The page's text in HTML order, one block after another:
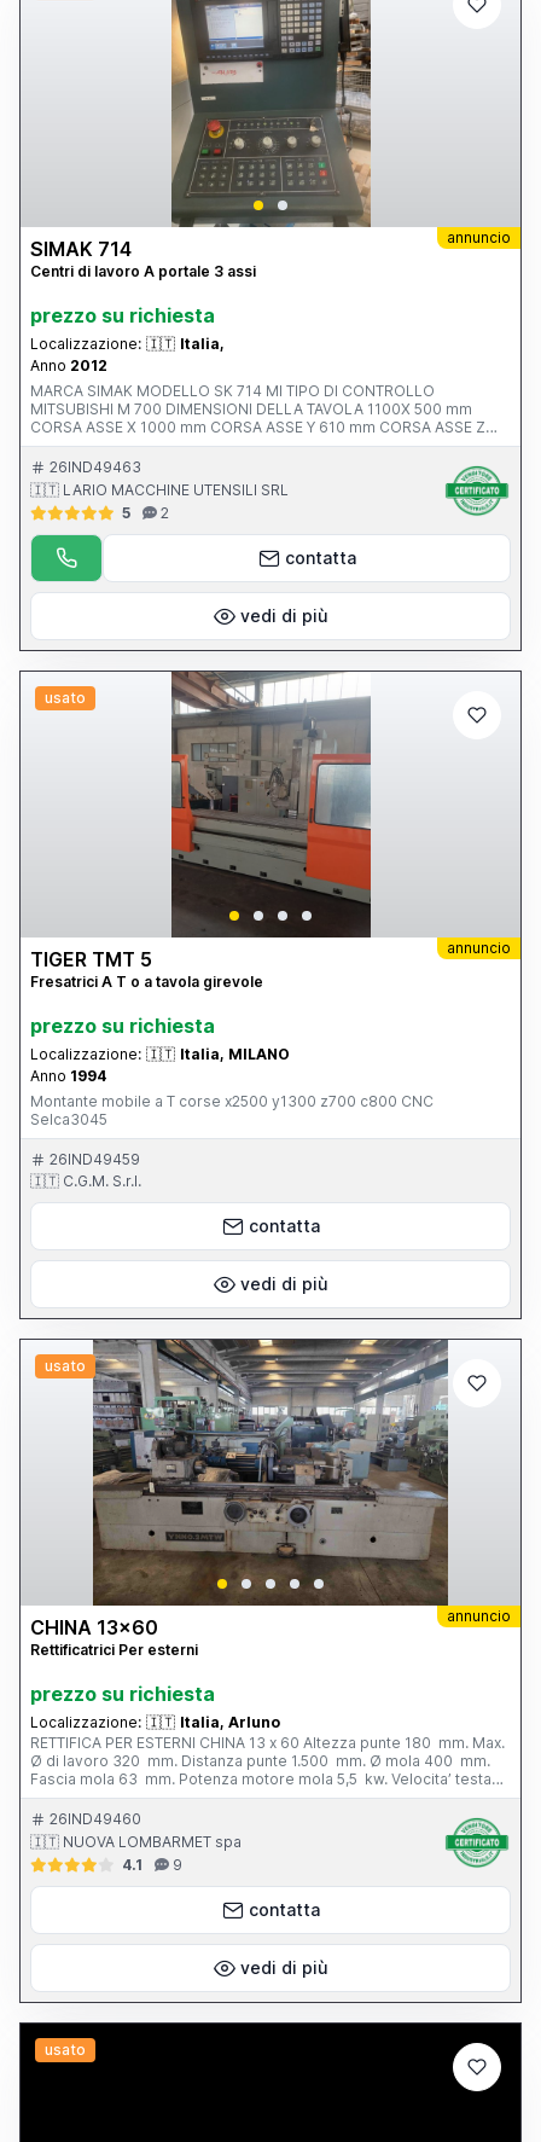
annuncio
SIMAK 714
Centri di lavoro A portale 3 assi
prezzo su richiesta
Localizzazione: 🇮🇹 Italia,
Anno 2012
MARCA SIMAK MODELLO SK 714 MI TIPO DI CONTROLLO
MITSUBISHI M 700 DIMENSIONI DELLA TAVOLA 1100X 500 mm
CORSA ASSE X 1000 mm CORSA ASSE Y 610 mm CORSA ASSE Z
550 mm AVANZAMENTO RAPIDO ASSI X-Y-Z ATTACCO MANDRINO
POTENZA MOTORE MANDRINO 10.0000 rpm ANNO V MACCHINA
CE 2012 INGOMBRI 2100x2400x2500 mm PESO 5500 kg
ACCESSORI NOTE ALTA PRESSIONE 20 BAR
26IND49463
🇮🇹 LARIO MACCHINE UTENSILI SRL
5
2
contatta
vedi di più
usato
annuncio
TIGER TMT 5
Fresatrici A T o a tavola girevole
prezzo su richiesta
Localizzazione: 🇮🇹 Italia, MILANO
Anno 1994
Montante mobile a T corse x2500 y1300 z700 c800 CNC
Selca3045
26IND49459
🇮🇹 C.G.M. S.r.l.
contatta
vedi di più
usato
annuncio
CHINA 13x60
Rettificatrici Per esterni
prezzo su richiesta
Localizzazione: 🇮🇹 Italia, Arluno
RETTIFICA PER ESTERNI CHINA 13 x 60 Altezza punte 180 mm. Max.
Ø di lavoro 320 mm. Distanza punte 1.500 mm. Ø mola 400 mm.
Fascia mola 63 mm. Potenza motore mola 5,5 kw. Velocita’ testa
portapezzo - N. 6; 28 - 280 g/min. Inclinazione tavola - 3° / + 6°
Peso totale 3.800 kg. Completa di: - n. 1 autocentrante Ø 165 mm.
- n. 1 lunetta chiusa - vasca con filtro - cunei di livellamento
26IND49460
🇮🇹 NUOVA LOMBARMET spa
4.1
9
contatta
vedi di più
usato